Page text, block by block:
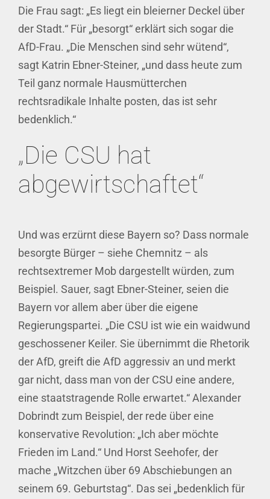
Die Frau sagt: „Es liegt ein bleierner Deckel über
der Stadt.“ Für „besorgt“ erklärt sich sogar die
AfD-Frau. „Die Menschen sind sehr wütend“,
sagt Katrin Ebner-Steiner, „und dass heute zum
Teil ganz normale Hausmütterchen
rechtsradikale Inhalte posten, das ist sehr
bedenklich.“
„Die CSU hat
abgewirtschaftet“
Und was erzürnt diese Bayern so? Dass normale
besorgte Bürger – siehe Chemnitz – als
rechtsextremer Mob dargestellt würden, zum
Beispiel. Sauer, sagt Ebner-Steiner, seien die
Bayern vor allem aber über die eigene
Regierungspartei. „Die CSU ist wie ein waidwund
geschossener Keiler. Sie übernimmt die Rhetorik
der AfD, greift die AfD aggressiv an und merkt
gar nicht, dass man von der CSU eine andere,
eine staatstragende Rolle erwartet.“ Alexander
Dobrindt zum Beispiel, der rede über eine
konservative Revolution: „Ich aber möchte
Frieden im Land.“ Und Horst Seehofer, der
mache „Witzchen über 69 Abschiebungen an
seinem 69. Geburtstag“. Das sei „bedenklich für